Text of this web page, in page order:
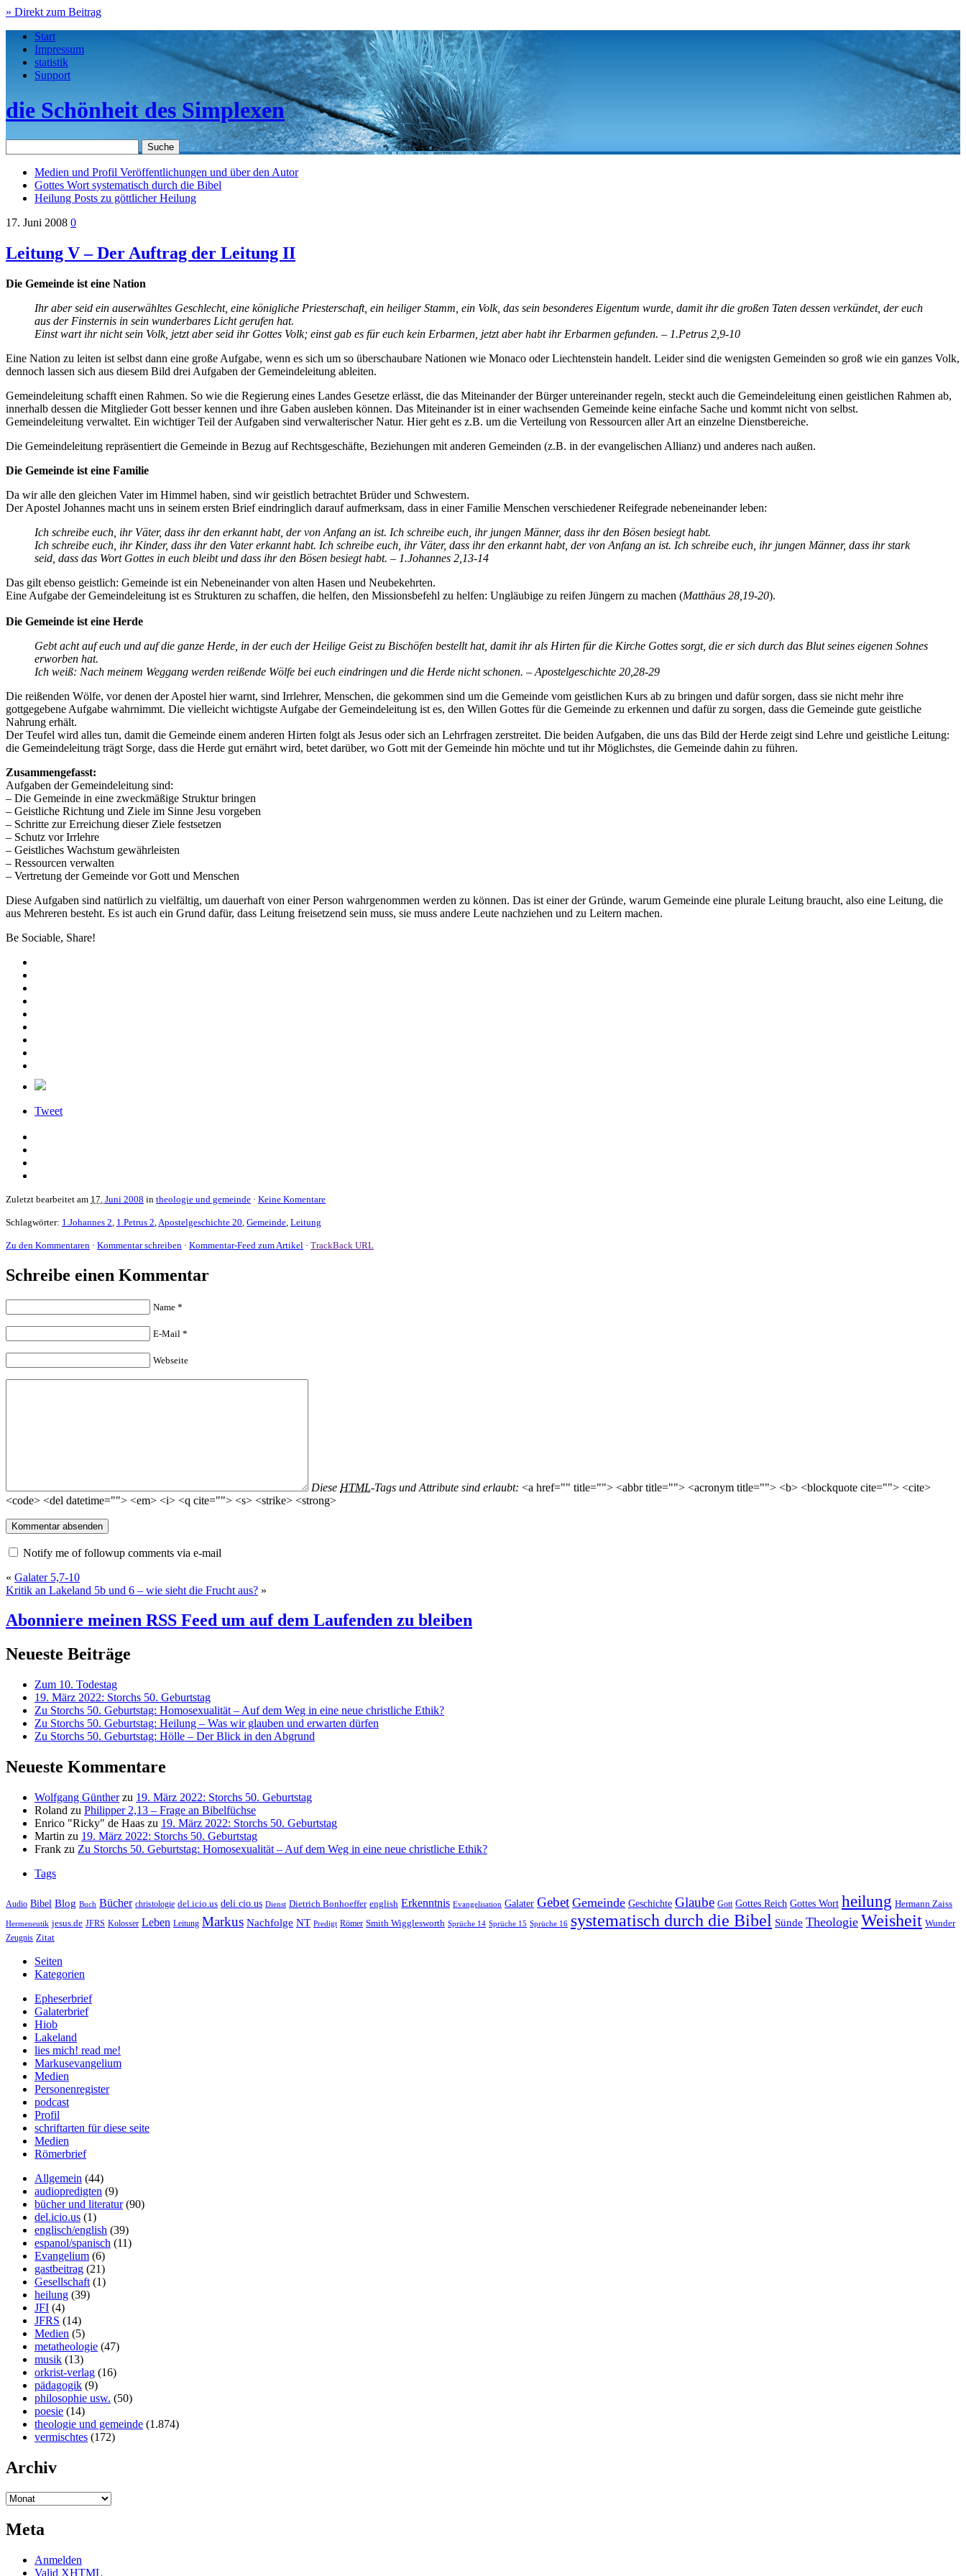
» Direkt zum Beitrag
Start
Impressum
statistik
Support
die Schönheit des Simplexen
Medien und Profil Veröffentlichungen und über den Autor
Gottes Wort systematisch durch die Bibel
Heilung Posts zu göttlicher Heilung
17. Juni 2008 0
Leitung V – Der Auftrag der Leitung II
Die Gemeinde ist eine Nation
Ihr aber seid ein auserwähltes Geschlecht, eine königliche Priesterschaft, ein heiliger Stamm, ein Volk, das sein besonderes Eigentum wurde, damit ihr die großen Taten dessen verkündet, der euch
aus der Finsternis in sein wunderbares Licht gerufen hat.
Einst wart ihr nicht sein Volk, jetzt aber seid ihr Gottes Volk; einst gab es für euch kein Erbarmen, jetzt aber habt ihr Erbarmen gefunden. – 1.Petrus 2,9-10
Eine Nation zu leiten ist selbst dann eine große Aufgabe, wenn es sich um so überschaubare Nationen wie Monaco oder Liechtenstein handelt. Leider sind die wenigsten Gemeinden so groß wie ein ganzes Volk,
dennoch lassen sich aus diesem Bild drei Aufgaben der Gemeindeleitung ableiten.
Gemeindeleitung schafft einen Rahmen. So wie die Regierung eines Landes Gesetze erlässt, die das Miteinander der Bürger untereinander regeln, steckt auch die Gemeindeleitung einen geistlichen Rahmen ab,
innerhalb dessen die Mitglieder Gott besser kennen und ihre Gaben ausleben können. Das Miteinander ist in einer wachsenden Gemeinde keine einfache Sache und kommt nicht von selbst.
Gemeindeleitung verwaltet. Ein wichtiger Teil der Aufgaben sind verwalterischer Natur. Hier geht es z.B. um die Verteilung von Ressourcen aller Art an einzelne Dienstbereiche.
Die Gemeindeleitung repräsentiert die Gemeinde in Bezug auf Rechtsgeschäfte, Beziehungen mit anderen Gemeinden (z.B. in der evangelischen Allianz) und anderes nach außen.
Die Gemeinde ist eine Familie
Da wir alle den gleichen Vater im Himmel haben, sind wir geistlich betrachtet Brüder und Schwestern.
Der Apostel Johannes macht uns in seinem ersten Brief eindringlich darauf aufmerksam, dass in einer Familie Menschen verschiedener Reifegrade nebeneinander leben:
Ich schreibe euch, ihr Väter, dass ihr den erkannt habt, der von Anfang an ist. Ich schreibe euch, ihr jungen Männer, dass ihr den Bösen besiegt habt.
Ich schreibe euch, ihr Kinder, dass ihr den Vater erkannt habt. Ich schreibe euch, ihr Väter, dass ihr den erkannt habt, der von Anfang an ist. Ich schreibe euch, ihr jungen Männer, dass ihr stark
seid, dass das Wort Gottes in euch bleibt und dass ihr den Bösen besiegt habt. – 1.Johannes 2,13-14
Das gilt ebenso geistlich: Gemeinde ist ein Nebeneinander von alten Hasen und Neubekehrten.
Eine Aufgabe der Gemeindeleitung ist es Strukturen zu schaffen, die helfen, den Missionsbefehl zu helfen: Ungläubige zu reifen Jüngern zu machen (Matthäus 28,19-20).
Die Gemeinde ist eine Herde
Gebt acht auf euch und auf die ganze Herde, in der euch der Heilige Geist zu Bischöfen bestellt hat, damit ihr als Hirten für die Kirche Gottes sorgt, die er sich durch das Blut seines eigenen Sohnes
erworben hat.
Ich weiß: Nach meinem Weggang werden reißende Wölfe bei euch eindringen und die Herde nicht schonen. – Apostelgeschichte 20,28-29
Die reißenden Wölfe, vor denen der Apostel hier warnt, sind Irrlehrer, Menschen, die gekommen sind um die Gemeinde vom geistlichen Kurs ab zu bringen und dafür sorgen, dass sie nicht mehr ihre
gottgegebene Aufgabe wahrnimmt. Die vielleicht wichtigste Aufgabe der Gemeindeleitung ist es, den Willen Gottes für die Gemeinde zu erkennen und dafür zu sorgen, dass die Gemeinde gute geistliche
Nahrung erhält.
Der Teufel wird alles tun, damit die Gemeinde einem anderen Hirten folgt als Jesus oder sich an Lehrfragen zerstreitet. Die beiden Aufgaben, die uns das Bild der Herde zeigt sind Lehre und geistliche Leitung:
die Gemeindeleitung trägt Sorge, dass die Herde gut ernährt wird, betet darüber, wo Gott mit der Gemeinde hin möchte und tut ihr Möglichstes, die Gemeinde dahin zu führen.
Zusammengefasst:
Aufgaben der Gemeindeleitung sind:
– Die Gemeinde in eine zweckmäßige Struktur bringen
– Geistliche Richtung und Ziele im Sinne Jesu vorgeben
– Schritte zur Erreichung dieser Ziele festsetzen
– Schutz vor Irrlehre
– Geistliches Wachstum gewährleisten
– Ressourcen verwalten
– Vertretung der Gemeinde vor Gott und Menschen
Diese Aufgaben sind natürlich zu vielfältig, um dauerhaft von einer Person wahrgenommen werden zu können. Das ist einer der Gründe, warum Gemeinde eine plurale Leitung braucht, also eine Leitung, die
aus Mehreren besteht. Es ist auch ein Grund dafür, dass Leitung freisetzend sein muss, sie muss andere Leute nachziehen und zu Leitern machen.
Be Sociable, Share!
Tweet
Zuletzt bearbeitet am 17. Juni 2008 in theologie und gemeinde · Keine Komentare
Schlagwörter: 1.Johannes 2 1.Petrus 2 Apostelgeschichte 20 Gemeinde Leitung
Zu den Kommentaren · Kommentar schreiben · Kommentar-Feed zum Artikel · TrackBack URL
Schreibe einen Kommentar
Name *
E-Mail *
Webseite
Diese HTML-Tags und Attribute sind erlaubt: <a href="" title=""> <abbr title=""> <acronym title=""> <b> <blockquote cite=""> <cite>
<code> <del datetime=""> <em> <i> <q cite=""> <s> <strike> <strong>
Notify me of followup comments via e-mail
« Galater 5,7-10
Kritik an Lakeland 5b und 6 – wie sieht die Frucht aus? »
Abonniere meinen RSS Feed um auf dem Laufenden zu bleiben
Neueste Beiträge
Zum 10. Todestag
19. März 2022: Storchs 50. Geburtstag
Zu Storchs 50. Geburtstag: Homosexualität – Auf dem Weg in eine neue christliche Ethik?
Zu Storchs 50. Geburtstag: Heilung – Was wir glauben und erwarten dürfen
Zu Storchs 50. Geburtstag: Hölle – Der Blick in den Abgrund
Neueste Kommentare
Wolfgang Güntherzu 19. März 2022: Storchs 50. Geburtstag
Roland zu Philipper 2,13 – Frage an Bibelfüchse
Enrico "Ricky" de Haas zu 19. März 2022: Storchs 50. Geburtstag
Martin zu 19. März 2022: Storchs 50. Geburtstag
Frank zu Zu Storchs 50. Geburtstag: Homosexualität – Auf dem Weg in eine neue christliche Ethik?
Tags
Audio Bibel Blog Buch Bücher christologie del.icio.us deli.cio.us Dienst Dietrich Bonhoeffer english Erkenntnis Evangelisation Galater Gebet Gemeinde Geschichte Glaube Gott Gottes Reich Gottes Wort heilung Hermann Zaiss
Hermeneutik jesus.de JFRS Kolosser Leben Leitung Markus Nachfolge NT Predigt Römer Smith Wigglesworth Sprüche 14 Sprüche 15 Sprüche 16 systematisch durch die Bibel Sünde Theologie Weisheit Wunder
Zeugnis Zitat
Seiten
Kategorien
Epheserbrief
Galaterbrief
Hiob
Lakeland
lies mich! read me!
Markusevangelium
Medien
Personenregister
podcast
Profil
schriftarten für diese seite
Medien
Römerbrief
Allgemein (44)
audiopredigten (9)
bücher und literatur(90)
del.icio.us (1)
englisch/english (39)
espanol/spanisch (11)
Evangelium (6)
gastbeitrag (21)
Gesellschaft (1)
heilung (39)
JFI (4)
JFRS (14)
Medien (5)
metatheologie (47)
musik (13)
orkrist-verlag (16)
pädagogik (9)
philosophie usw. (50)
poesie (14)
theologie und gemeinde (1.874)
vermischtes (172)
Archiv
Meta
Anmelden
Valid XHTML